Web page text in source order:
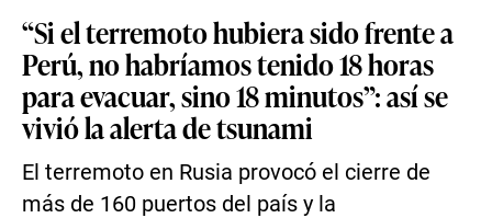
“Si el terremoto hubiera sido frente a
Perú, no habríamos tenido 18 horas
para evacuar, sino 18 minutos”: así se
vivió la alerta de tsunami
El terremoto en Rusia provocó el cierre de
más de 160 puertos del país y la